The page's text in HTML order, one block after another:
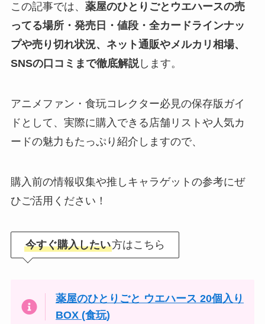
この記事では、 薬屋のひとりごとウエハースの売
ってる場所・発売日・値段・全カードラインナッ
プや売り切れ状況、ネット通販やメルカリ相場、
SNSの口コミまで徹底解説します。
アニメファン・食玩コレクター必見の保存版ガイ
ドとして、実際に購入できる店舗リストや人気カ
ードの魅力もたっぷり紹介しますので、
購入前の情報収集や推しキャラゲットの参考にぜ
ひご活用ください！
今すぐ購入したい方はこちら
薬屋のひとりごと ウエハース 20個入り
BOX (食玩)